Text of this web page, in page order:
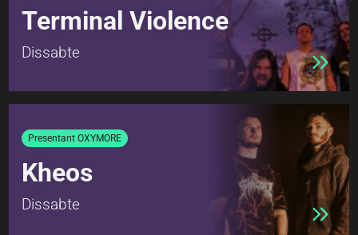
Terminal Violence
Dissabte
Presentant OXYMORE
Kheos
Dissabte